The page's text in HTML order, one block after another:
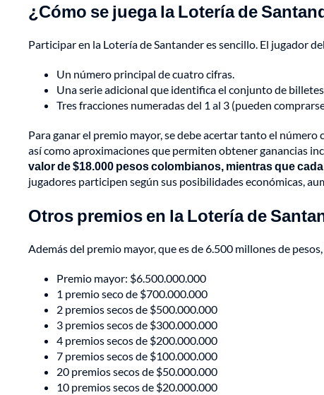
¿Cómo se juega la Lotería de
Participar en la Lotería de Santander es sencillo. El jugador
Un número principal de cuatro cifras.
Una serie adicional que identifica el conjunto de
Tres fracciones numeradas del 1 al 3 (pueden
Para ganar el premio mayor, se debe acertar tanto el número
así como aproximaciones que permiten obtener ganancias
valor de $18.000 pesos colombianos, mientras que
jugadores participen según sus posibilidades económicas,
Otros premios en la Lotería de
Además del premio mayor, que es de 6.500 millones de
Premio mayor: $6.500.000.000
1 premio seco de $700.000.000
2 premios secos de $500.000.000
3 premios secos de $300.000.000
4 premios secos de $200.000.000
7 premios secos de $100.000.000
20 premios secos de $50.000.000
10 premios secos de $20.000.000